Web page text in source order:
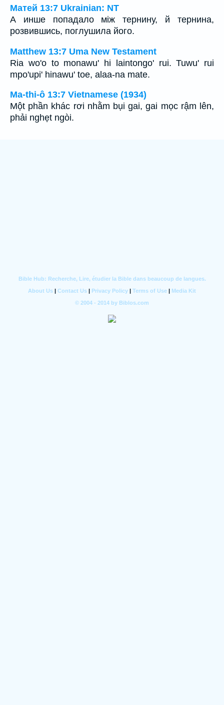
Матей 13:7 Ukrainian: NT
А инше попадало між тернину, й тернина,
розвившись, поглушила його.
Matthew 13:7 Uma New Testament
Ria wo'o to monawu' hi laintongo' rui. Tuwu' rui
mpo'upi' hinawu' toe, alaa-na mate.
Ma-thi-ô 13:7 Vietnamese (1934)
Một phần khác rơi nhằm bụi gai, gai mọc rậm lên,
phải nghẹt ngòi.